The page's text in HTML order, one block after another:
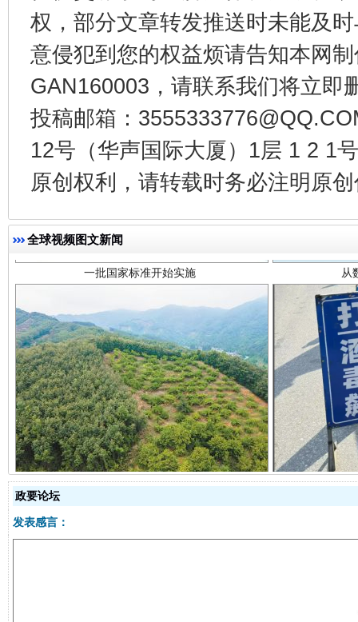
权，部分文章转发推送时未能及
意侵犯到您的权益烦请告知本网
GAN160003，请联系我们将立即
投稿邮箱：
12号（华声国际大厦）1层 1 2 1
原创权利，请转载时务必注明原
全球视频图文新闻
一批国家标准开始实施 从
以产业富民促振兴 酒驾
政要论坛
发表感言：